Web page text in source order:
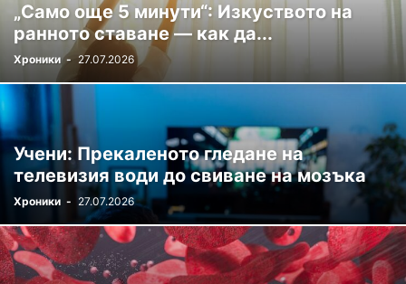
„Само още 5 минути“: Изкуството на
ранното ставане — как да...
Хроники - 27.07.2026
Учени: Прекаленото гледане на
телевизия води до свиване на мозъка
Хроники - 27.07.2026